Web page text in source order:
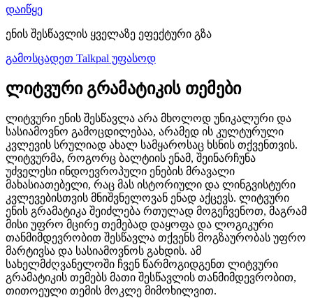
დაიწყე
ენის შესწავლის ყველაზე ეფექტური გზა
გამოსცადეთ Talkpal უფასოდ
ლიტვური გრამატიკის თემები
ლიტვური ენის შესწავლა არა მხოლოდ უნიკალური და
სასიამოვნო გამოცდილებაა, არამედ ის კულტურული
კვლევის სრულიად ახალ სამყაროსაც ხსნის თქვენთვის.
ლიტვურმა, როგორც ბალტიის ენამ, შეინარჩუნა
უძველესი ინდოევროპული ენების მრავალი
მახასიათებელი, რაც მას ისტორიული და ლინგვისტური
კვლევებისთვის მნიშვნელოვან ენად აქცევს. ლიტვური
ენის გრამატიკა შეიძლება რთულად მოგეჩვენოთ, მაგრამ
მისი უფრო მცირე თემებად დაყოფა და ლოგიკური
თანმიმდევრობით შესწავლა თქვენს მოგზაურობას უფრო
მარტივსა და სასიამოვნოს გახდის. ამ
სახელმძღვანელოში ჩვენ წარმოგიდგენთ ლიტვური
გრამატიკის თემებს მათი შესწავლის თანმიმდევრობით,
თითოეული თემის მოკლე მიმოხილვით.